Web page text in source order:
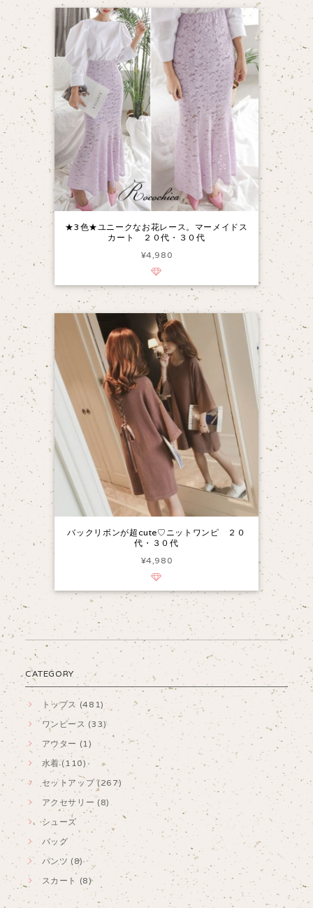
★3色★ユニークなお花レース。マーメイドス
カート ２０代・３０代
¥4,980
バックリボンが超cute♡ニットワンピ ２０
代・３０代
¥4,980
CATEGORY
トップス (481)
ワンピース (33)
アウター (1)
水着 (110)
セットアップ (267)
アクセサリー (8)
シューズ
バッグ
パンツ (8)
スカート (8)